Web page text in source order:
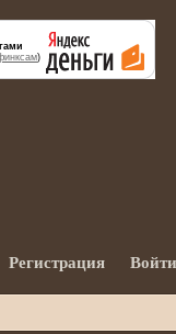
)
Регистрация